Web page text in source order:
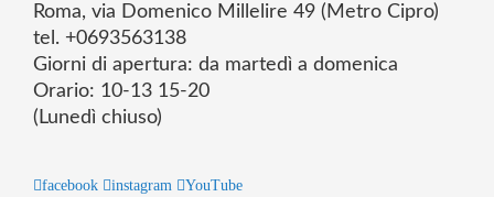
Roma, via Domenico Millelire 49 (Metro Cipro)
tel. +0693563138
Giorni di apertura: da martedì a domenica
Orario: 10-13 15-20
(Lunedì chiuso)
facebook instagram YouTube